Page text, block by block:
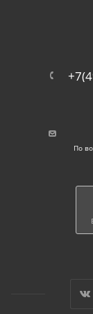
заземления
по
Также
повышенной
По